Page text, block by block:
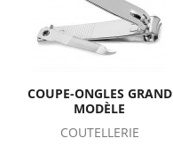
COUPE-ONGLES GRAND
MODÈLE
COUTELLERIE